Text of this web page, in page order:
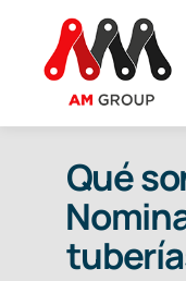
contenido
Qué